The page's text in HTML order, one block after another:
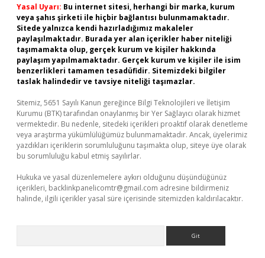
Yasal Uyarı: Bu internet sitesi, herhangi bir marka, kurum
veya şahıs şirketi ile hiçbir bağlantısı bulunmamaktadır.
Sitede yalnızca kendi hazırladığımız makaleler
paylaşılmaktadır. Burada yer alan içerikler haber niteliği
taşımamakta olup, gerçek kurum ve kişiler hakkında
paylaşım yapılmamaktadır. Gerçek kurum ve kişiler ile isim
benzerlikleri tamamen tesadüfidir. Sitemizdeki bilgiler
taslak halindedir ve tavsiye niteliği taşımazlar.
Sitemiz, 5651 Sayılı Kanun gereğince Bilgi Teknolojileri ve İletişim
Kurumu (BTK) tarafından onaylanmış bir Yer Sağlayıcı olarak hizmet
vermektedir. Bu nedenle, sitedeki içerikleri proaktif olarak denetleme
veya araştırma yükümlülüğümüz bulunmamaktadır. Ancak, üyelerimiz
yazdıkları içeriklerin sorumluluğunu taşımakta olup, siteye üye olarak
bu sorumluluğu kabul etmiş sayılırlar.
Hukuka ve yasal düzenlemelere aykırı olduğunu düşündüğünüz
içerikleri, backlinkpanelicomtr@gmail.com adresine bildirmeniz
halinde, ilgili içerikler yasal süre içerisinde sitemizden kaldırılacaktır.